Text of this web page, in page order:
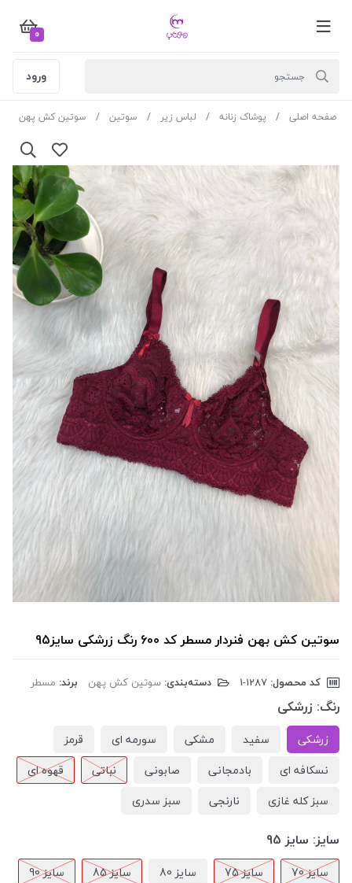
0
ورود
صفحه اصلی پوشاک زنانه لباس زیر سوتین سوتین کش پهن
سوتین کش بهن فنردار مسطر کد 600 رنگ زرشکی سایز95
کد محصول: دسته‌بندی: سوتین کش پهن برند: مسطر
رنگ: زرشکی
زرشکی سفید مشکی سورمه ای
قرمز
نسکافه ای
بادمجانی صابونی نباتی
قهوه ای
سبز کله غازی
نارنجی سبز سدری
سایز: سایز 95
سایز 70 سایز 75 سایز 80 سایز 85
سایز 90